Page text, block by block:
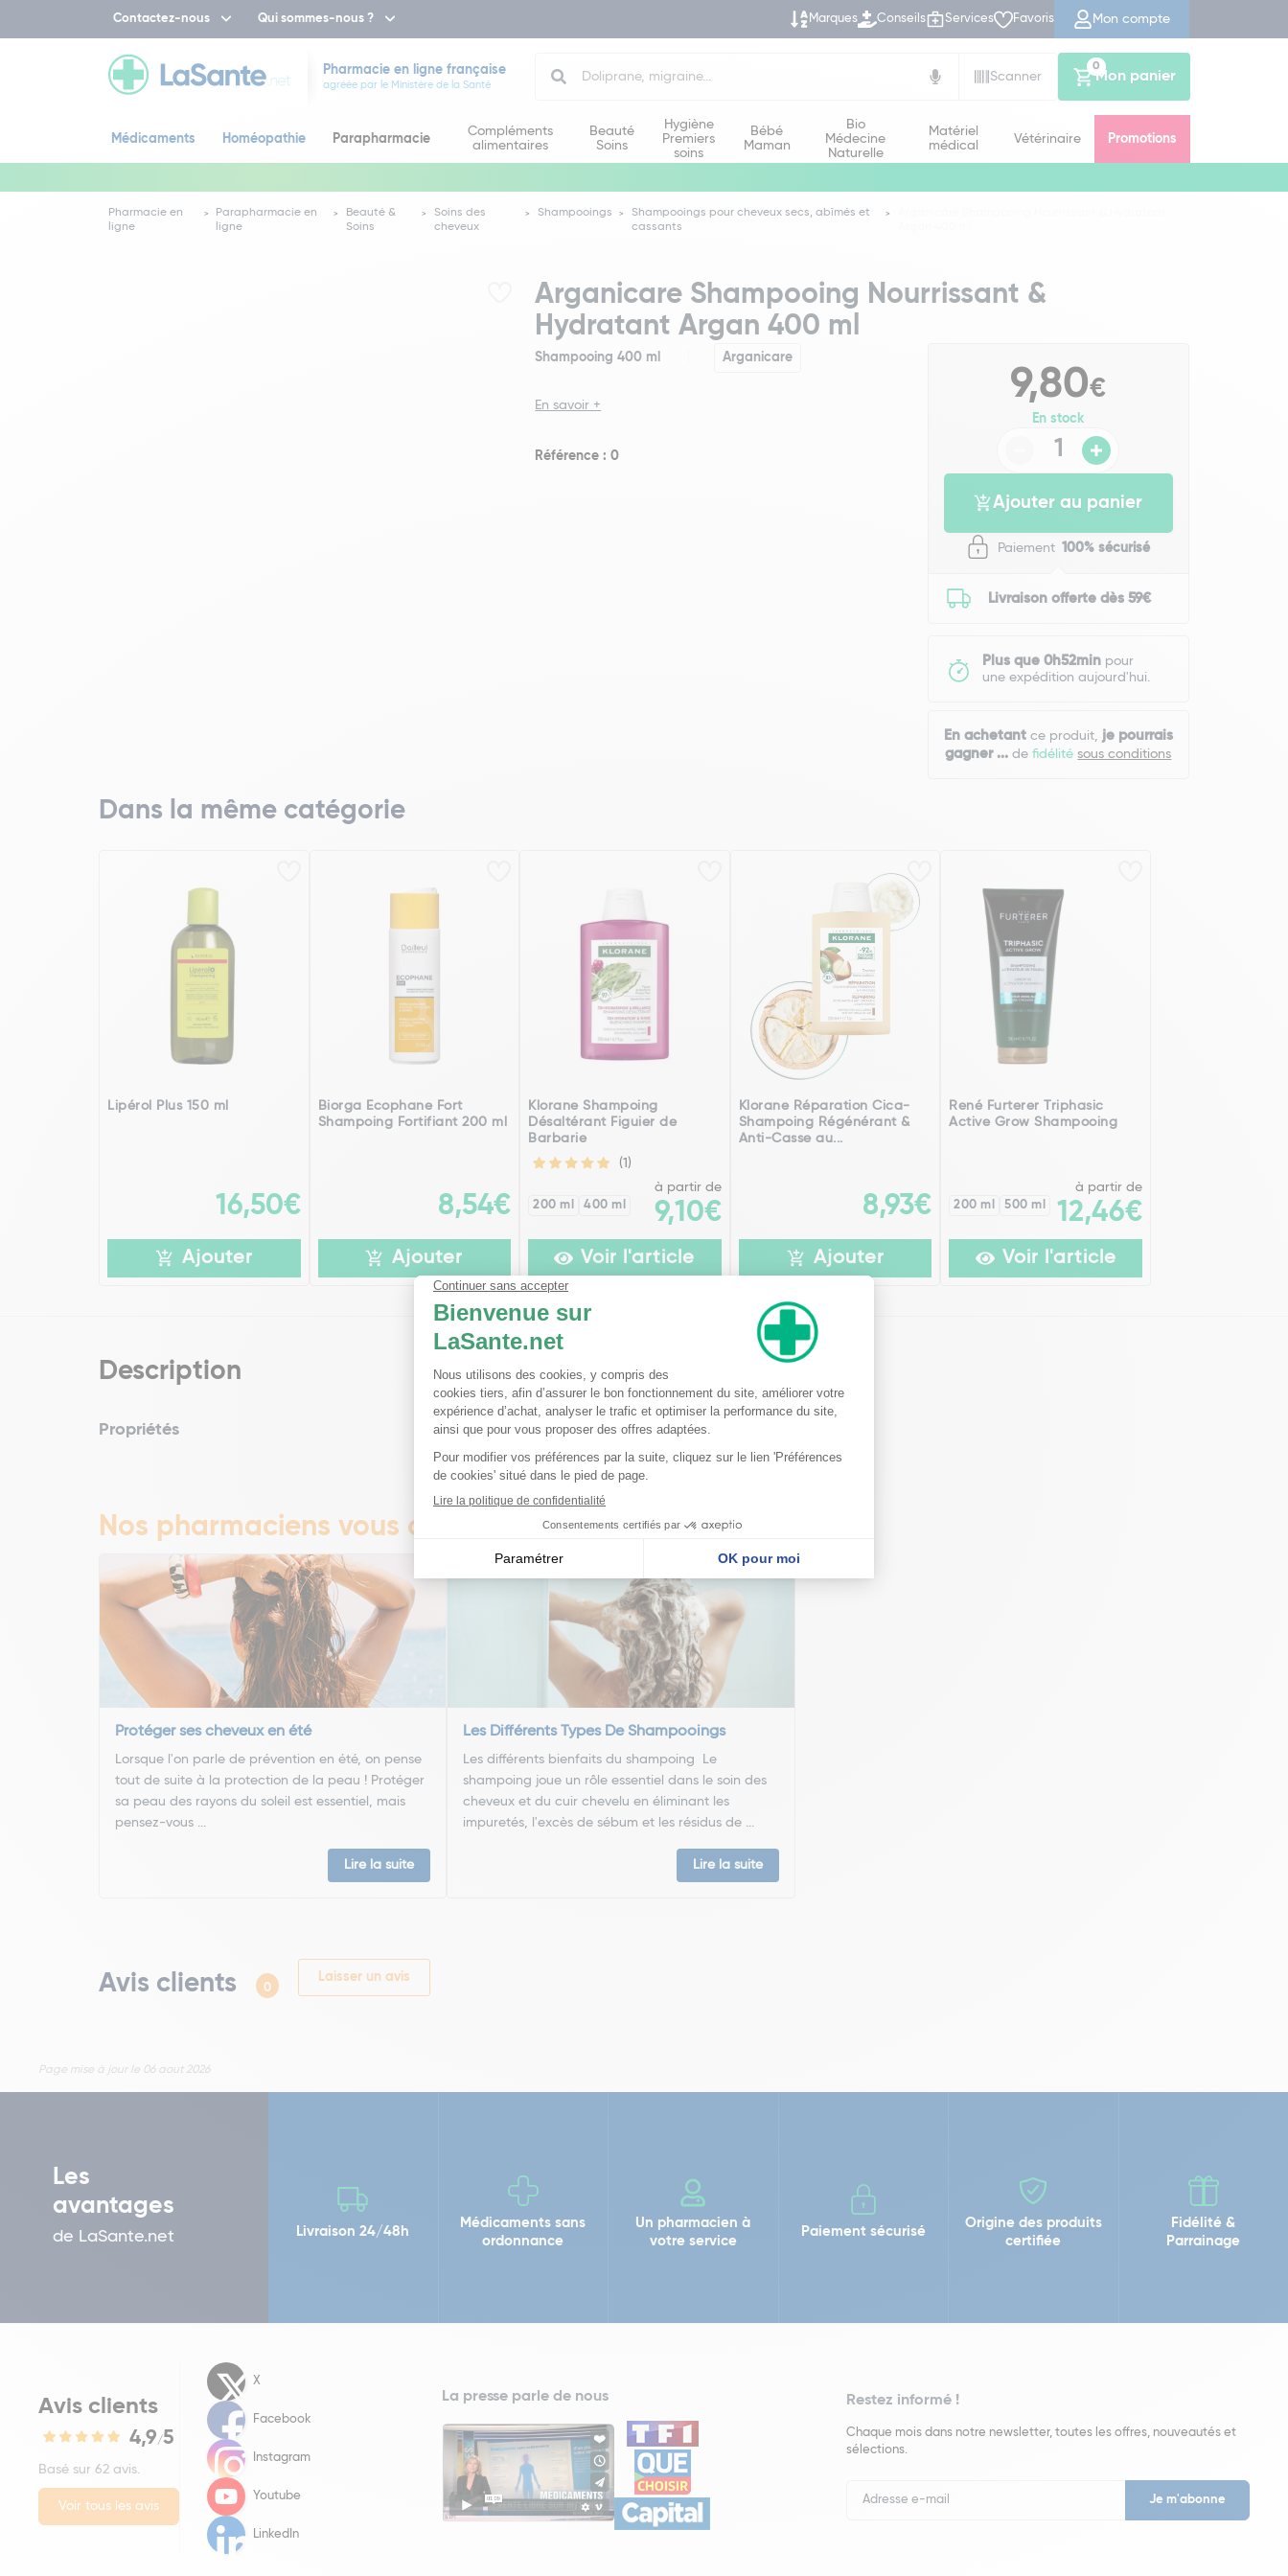
Contactez-nous Qui sommes-nous ? Marques Conseils Services Favoris Mon compte
Pharmacie en ligne française
agréée par le Ministère de la Santé
Scanner
Mon panier
0
Médicaments Homéopathie Parapharmacie
Compléments
alimentaires
Beauté
Soins
Hygiène
Premiers
soins
Bébé
Maman
Bio
Médecine
Naturelle
Matériel
médical
Vétérinaire Promotions
Pharmacie en
ligne
Parapharmacie en
ligne
Beauté &
Soins
Soins des
cheveux
Shampooings
Shampooings pour cheveux secs, abîmés et
cassants
Arganicare Shampooing Nourrissant &
Hydratant Argan 400 ml
Shampooing 400 ml Arganicare
En savoir +
Référence : 0
9,80€
En stock
Ajouter au panier
Paiement 100% sécurisé
Livraison offerte dès 59€
Plus que 0h52minpour
une expédition aujourd'hui.
En achetantce produit, je pourrais
gagner ... defidélitésous conditions
Dans la même catégorie
Lipérol Plus 150 ml
16,50€
Ajouter
Biorga Ecophane Fort
Shampoing Fortifiant 200 ml
8,54€
Ajouter
Klorane Shampoing
Désaltérant Figuier de
Barbarie
(1)
200 ml 400 ml
à partir de
9,10€
Voir l'article
Klorane Réparation Cica-
Shampoing Régénérant &
Anti-Casse au...
8,93€
Ajouter
René Furterer Triphasic
Active Grow Shampooing
200 ml 500 ml
à partir de
12,46€
Voir l'article
Description
Propriétés
Nos pharmaciens vous conseillent
Protéger ses cheveux en été
Lorsque l'on parle de prévention en été, on pense
tout de suite à la protection de la peau ! Protéger
sa peau des rayons du soleil est essentiel, mais
pensez-vous ...
Lire la suite
Les Différents Types De Shampooings
Les différents bienfaits du shampoing Le
shampoing joue un rôle essentiel dans le soin des
cheveux et du cuir chevelu en éliminant les
impuretés, l'excès de sébum et les résidus de ...
Lire la suite
Avis clients 0
Laisser un avis
Page mise à jour le 06 aout 2026
Les
avantages
de LaSante.net Livraison 24/48h
Médicaments sans
ordonnance
Un pharmacien à
votre service
Paiement sécurisé
Origine des produits
certifiée
Fidélité &
Parrainage
Avis clients
4,9/5
Basé sur 62 avis.
Voir tous les avis
X
Facebook
Instagram
Youtube
LinkedIn
La presse parle de nous Restez informé !
Chaque mois dans notre newsletter, toutes les offres, nouveautés et
sélections.
Newsletter